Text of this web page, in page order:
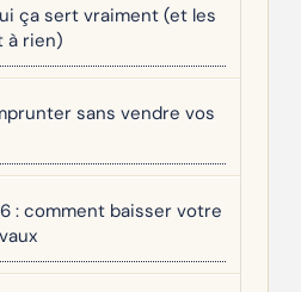
ça sert vraiment (et les
à rien)
sans vendre vos
: comment baisser votre